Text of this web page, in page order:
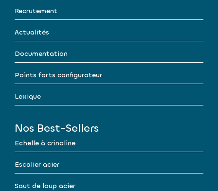
Recrutement
Actualités
Documentation
Points forts configurateur
Lexique
Nos Best-Sellers
Echelle à crinoline
Escalier acier
Saut de loup acier